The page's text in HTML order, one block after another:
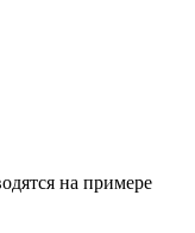
на примере